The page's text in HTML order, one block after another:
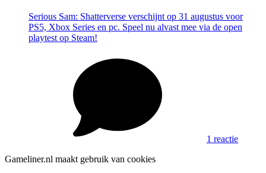
Serious Sam: Shatterverse verschijnt op 31 augustus voor
PS5, Xbox Series en pc. Speel nu alvast mee via de open
playtest op Steam!
1 reactie
Gameliner.nl maakt gebruik van cookies